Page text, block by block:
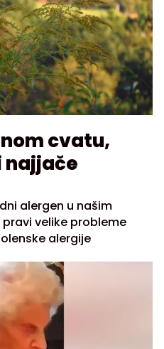
cvatu,
najjače
alergen u našim
velike probleme
alergije